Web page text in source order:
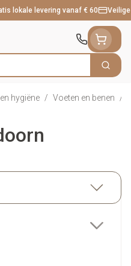
lokale levering vanaf € 60
Zoek
hygiëne / Voeten en benen /